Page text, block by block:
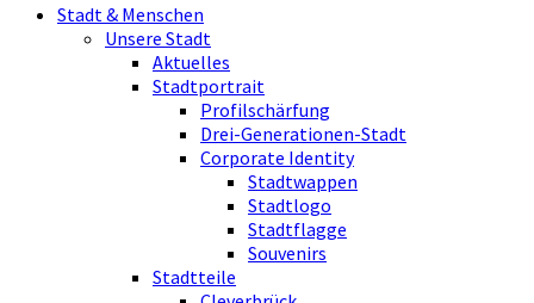
Stadt & Menschen
Unsere Stadt
Aktuelles
Stadtportrait
Profilschärfung
Drei-Generationen-Stadt
Corporate Identity
Stadtwappen
Stadtlogo
Stadtflagge
Souvenirs
Stadtteile